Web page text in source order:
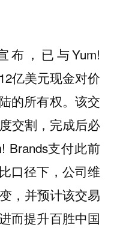
布，已与Yum!
亿美元现金对价
的所有权。该交
交割，完成后必
Brands支付此前
口径下，公司维
，并预计该交易
而提升百胜中国